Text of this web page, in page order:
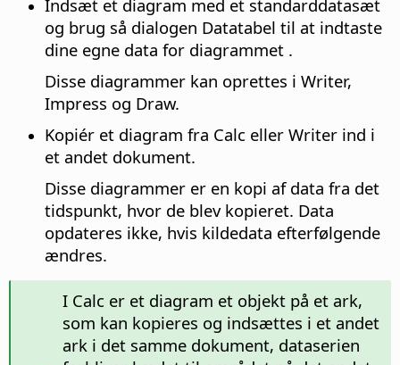
Indsæt et diagram med et standarddatasæt
og brug så dialogen Datatabel til at indtaste
dine egne data for diagrammet .
Disse diagrammer kan oprettes i Writer,
Impress og Draw.
Kopiér et diagram fra Calc eller Writer ind i
et andet dokument.
Disse diagrammer er en kopi af data fra det
tidspunkt, hvor de blev kopieret. Data
opdateres ikke, hvis kildedata efterfølgende
ændres.
I Calc er et diagram et objekt på et ark,
som kan kopieres og indsættes i et andet
ark i det samme dokument, dataserien